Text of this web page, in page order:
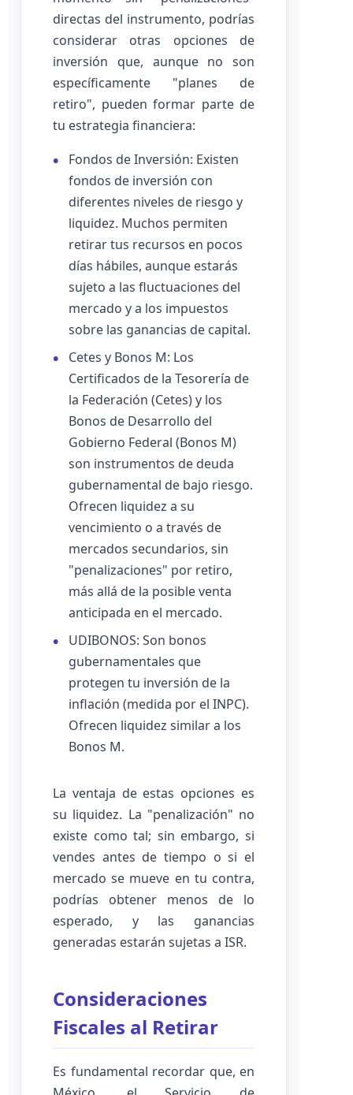
directas del instrumento, podrías
considerar otras opciones de
inversión que, aunque no son
específicamente "planes de
retiro", pueden formar parte de
tu estrategia financiera:
Fondos de Inversión: Existen
fondos de inversión con
diferentes niveles de riesgo y
liquidez. Muchos permiten
retirar tus recursos en pocos
días hábiles, aunque estarás
sujeto a las fluctuaciones del
mercado y a los impuestos
sobre las ganancias de capital.
Cetes y Bonos M: Los
Certificados de la Tesorería de
la Federación (Cetes) y los
Bonos de Desarrollo del
Gobierno Federal (Bonos M)
son instrumentos de deuda
gubernamental de bajo riesgo.
Ofrecen liquidez a su
vencimiento o a través de
mercados secundarios, sin
"penalizaciones" por retiro,
más allá de la posible venta
anticipada en el mercado.
UDIBONOS: Son bonos
gubernamentales que
protegen tu inversión de la
inflación (medida por el INPC).
Ofrecen liquidez similar a los
Bonos M.
La ventaja de estas opciones es
su liquidez. La "penalización" no
existe como tal; sin embargo, si
vendes antes de tiempo o si el
mercado se mueve en tu contra,
podrías obtener menos de lo
esperado, y las ganancias
generadas estarán sujetas a ISR.
Consideraciones
Fiscales al Retirar
Es fundamental recordar que, en